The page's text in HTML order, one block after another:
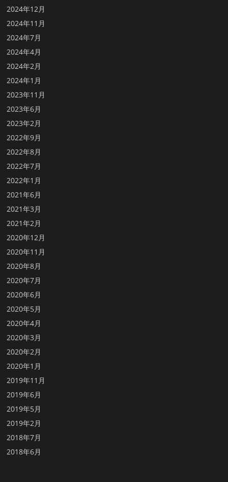
2024年12月
2024年11月
2024年7月
2024年4月
2024年2月
2024年1月
2023年11月
2023年6月
2023年2月
2022年9月
2022年8月
2022年7月
2022年1月
2021年6月
2021年3月
2021年2月
2020年12月
2020年11月
2020年8月
2020年7月
2020年6月
2020年5月
2020年4月
2020年3月
2020年2月
2020年1月
2019年11月
2019年6月
2019年5月
2019年2月
2018年7月
2018年6月